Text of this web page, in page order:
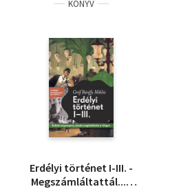
KÖNYV
Erdélyi történet I-III. -
Megszámláltattál... -